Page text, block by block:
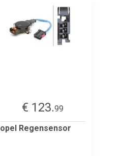
€ 123.99
opel Regensensor